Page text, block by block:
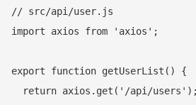
// src/api/user.js
import axios from 'axios';
export function getUserList() {
  return axios.get('/api/users');